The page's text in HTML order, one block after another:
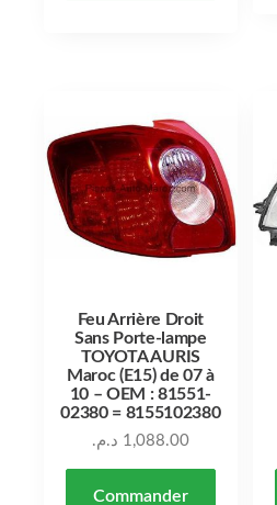
Feu Arrière Droit
Sans Porte-lampe
TOYOTA AURIS
Maroc (E15) de 07 à
10 – OEM : 81551-
02380 = 8155102380
1,088.00 د.م.
Commander